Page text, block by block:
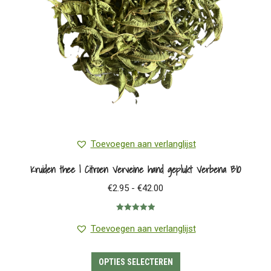
worden
op
de
productpagina
Toevoegen aan verlanglijst
Kruiden thee | Citroen Verveine hand geplukt Verbena BIO
€2.95 - €42.00
€42.00
5.00 uit 5
Toevoegen aan verlanglijst
OPTIES SELECTEREN